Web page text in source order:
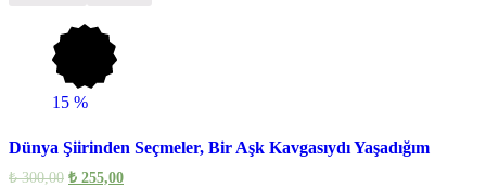
15 %
Dünya Şiirinden Seçmeler, Bir Aşk Kavgasıydı Yaşadığım
₺300,00 ₺ 255,00